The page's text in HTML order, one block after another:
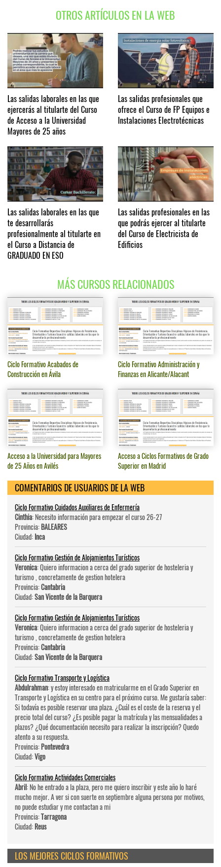
OTROS ARTÍCULOS EN LA WEB
Las salidas laborales en las que
ejercerás al titularte del Curso
de Acceso a la Universidad
Mayores de 25 años
Las salidas profesionales que
ofrece el Curso de FP Equipos e
Instalaciones Electrotécnicas
Las salidas laborales en las que
te desarrollarás
profesionalmente al titularte en
el Curso a Distancia de
GRADUADO EN ESO
Las salidas profesionales en las
que podrás ejercer al titularte
del Curso de Electricista de
Edificios
MÁS CURSOS RELACIONADOS
Ciclo Formativo Acabados de
Construcción en Ávila
Ciclo Formativo Administración y
Finanzas en Alicante/Alacant
Acceso a la Universidad para Mayores
de 25 Años en Avilés
Acceso a Ciclos Formativos de Grado
Superior en Madrid
COMENTARIOS DE USUARIOS DE LA WEB
Ciclo Formativo Cuidados Auxiliares de Enfermería
Cinthia: Necesito información para empezar el curso 26-27
Provincia:BALEARES
Ciudad:Inca
Ciclo Formativo Gestión de Alojamientos Turísticos
Veronica: Quiero informacion a cerca del grado superior de hosteleri­a y
turismo , concretamente de gestion hotelera
Provincia:Cantabria
Ciudad:San Vicente de la Barquera
Ciclo Formativo Gestión de Alojamientos Turísticos
Veronica: Quiero informacion a cerca del grado superior de hosteleri­a y
turismo , concretamente de gestion hotelera
Provincia:Cantabria
Ciudad:San Vicente de la Barquera
Ciclo Formativo Transporte y Logística
Abdulrahman: y estoy interesado en matricularme en el Grado Superior en
Transporte y Logística en su centro para el próximo curso. Me gustaría saber:
Si todavía es posible reservar una plaza. ¿Cuál es el coste de la reserva y el
precio total del curso? ¿Es posible pagar la matrícula y las mensualidades a
plazos? ¿Qué documentación necesito para realizar la inscripción? Quedo
atento a su respuesta.
Provincia:Pontevedra
Ciudad:Vigo
Ciclo Formativo Actividades Comerciales
Abril: No he entrado a la plaza, pero me quiero inscribir y este año lo haré
mucho mejor. A ver si con suerte en septiembre alguna persona por motivos,
no puede estudiar y me contactan a mi
Provincia:Tarragona
Ciudad:Reus
LOS MEJORES CICLOS FORMATIVOS